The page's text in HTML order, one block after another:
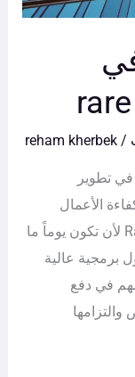
/
reham kherbek
تطوير
الأعمال
وتحسن حياة الأفراد. تطمح شركة Rare Web لأن تكون يوماً ما
برمجية عالية
في دفع